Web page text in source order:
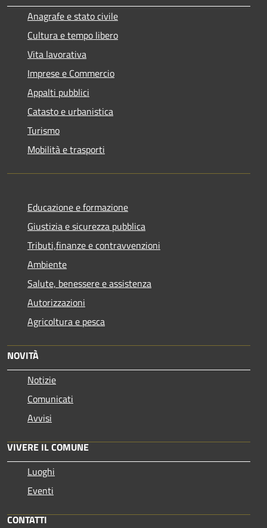
Anagrafe e stato civile
Cultura e tempo libero
Vita lavorativa
Imprese e Commercio
Appalti pubblici
Catasto e urbanistica
Turismo
Mobilità e trasporti
Educazione e formazione
Giustizia e sicurezza pubblica
Tributi,finanze e contravvenzioni
Ambiente
Salute, benessere e assistenza
Autorizzazioni
Agricoltura e pesca
NOVITÀ
Notizie
Comunicati
Avvisi
VIVERE IL COMUNE
Luoghi
Eventi
CONTATTI